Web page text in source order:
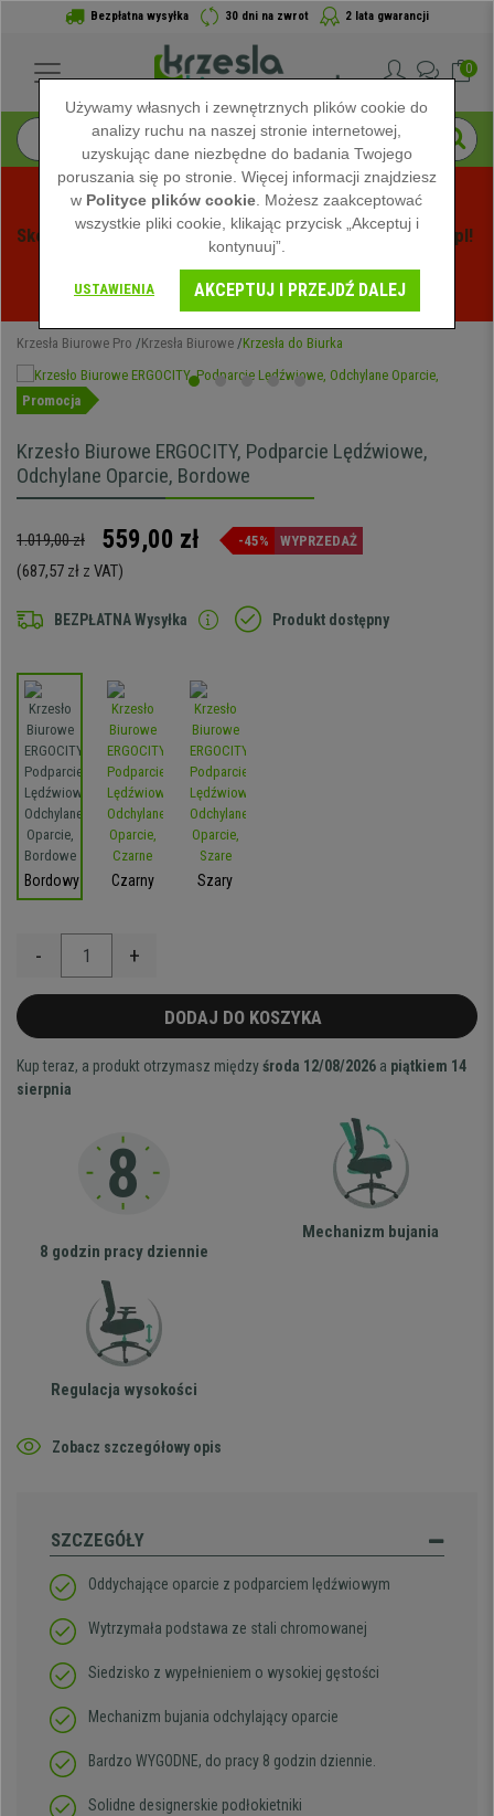
Bezpłatna wysyłka 30 dni na zwrot 2 lata gwarancji
0
Skorzystaj z Letnich Wyprzedaży na Krzeslabiurowepro.pl!
Zobacz oferty -
Krzesła Biurowe Pro Krzesła Biurowe Krzesła do Biurka
Promocja
Krzesło Biurowe ERGOCITY, Podparcie Lędźwiowe,
Odchylane Oparcie, Bordowe
1.019,00 zł 559,00 zł -45% WYPRZEDAŻ
(687,57 zł z VAT)
BEZPŁATNA Wysyłka Produkt dostępny
Bordowy Czarny Szary
- +
DODAJ DO KOSZYKA
Kup teraz, a produkt otrzymasz międzyśroda 12/08/2026 a piątkiem 14
sierpnia
8 godzin pracy dziennie
Mechanizm bujania
Regulacja wysokości
Zobacz szczegółowy opis
SZCZEGÓŁY
Oddychające oparcie z podparciem lędźwiowym
Wytrzymała podstawa ze stali chromowanej
Siedzisko z wypełnieniem o wysokiej gęstości
Mechanizm bujania odchylający oparcie
Bardzo WYGODNE, do pracy 8 godzin dziennie.
Solidne designerskie podłokietniki
Używamy własnych i zewnętrznych plików cookie do
analizy ruchu na naszej stronie internetowej,
uzyskując dane niezbędne do badania Twojego
poruszania się po stronie. Więcej informacji znajdziesz
w Polityce plików cookie . Możesz zaakceptować
wszystkie pliki cookie, klikając przycisk „Akceptuj i
kontynuuj”.
USTAWIENIA AKCEPTUJ I PRZEJDŹ DALEJ